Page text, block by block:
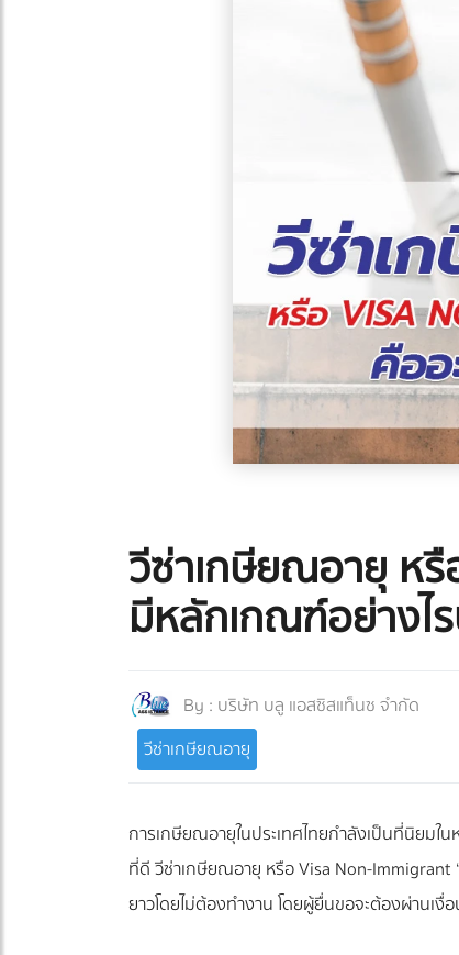
วีซ่าเกษียณอายุ หรื
มีหลักเกณฑ์อย่างไ
By : บริษัท บลู แอสซิสแท็นซ จำกัด
วีซ่าเกษียณอายุ
การเกษียณอายุในประเทศไทยกำลังเป็นที่นิยม
ที่ดี วีซ่าเกษียณอายุ หรือ Visa Non-Immigrant
ยาวโดยไม่ต้องทำงาน โดยผู้ยื่นขอจะต้องผ่านเงื่